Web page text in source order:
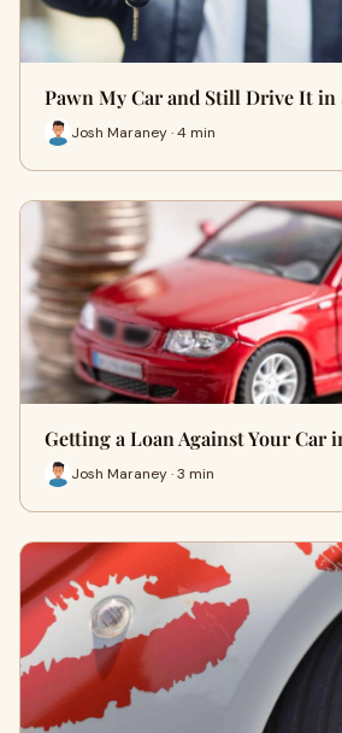
Pawn My Car and Still Drive It in
Josh Maraney · 4 min
Getting a Loan Against Your Car
Josh Maraney · 3 min